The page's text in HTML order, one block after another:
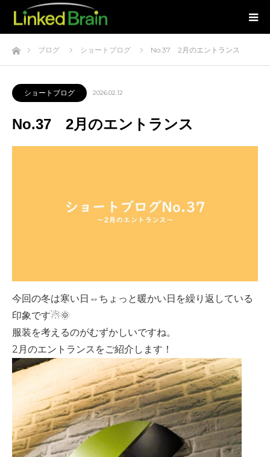
ホームブログ ショートブログ No.37 2月のエントランス
ショートブログ 2026.02.12
No.37 2月のエントランス
今回の冬は寒い日⇔ちょっと暖かい日を繰り返している
印象です☃🌞
服装を考えるのがむずかしいですね。
2月のエントランスをご紹介します！